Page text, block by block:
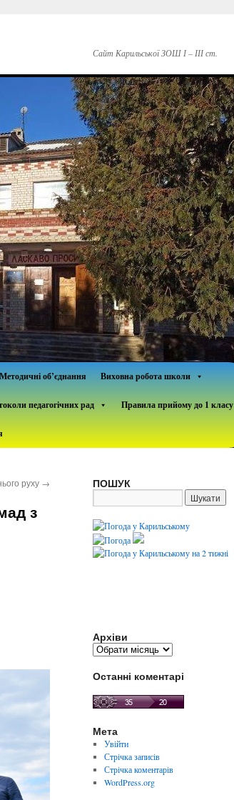
Сайт Карильської ЗОШ І – ІІІ ст.
Методичні об’єднання Виховна робота школи
педагогічних рад Правила прийому до 1 класу
руху →
з
ПОШУК
Архіви
Архіви
Останні коментарі
Мета
Увійти
Стрічка записів
Стрічка коментарів
WordPress.org